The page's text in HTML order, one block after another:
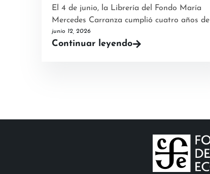
El 4 de junio, la Librería del Fondo María
Mercedes Carranza cumplió cuatro años de
junio 12, 2026
Continuar leyendo